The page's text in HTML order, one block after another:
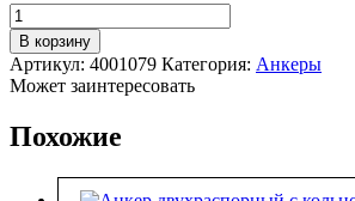
Количество
товара
Втулочный
анкер
с
12/10
В корзину
Артикул: 4001079 Категория: Анкеры
Может заинтересовать
Похожие